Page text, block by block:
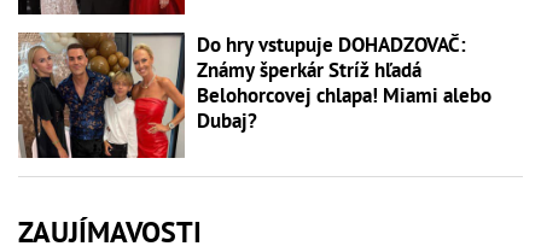
Do hry vstupuje DOHADZOVAČ:
Známy šperkár Stríž hľadá
Belohorcovej chlapa! Miami alebo
Dubaj?
ZAUJÍMAVOSTI